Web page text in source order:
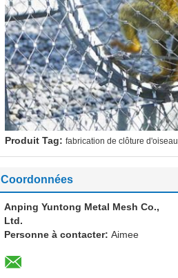
Produit Tag: fabrication de clôture d'oiseau
Coordonnées
Anping Yuntong Metal Mesh Co.,
Ltd.
Personne à contacter: Aimee